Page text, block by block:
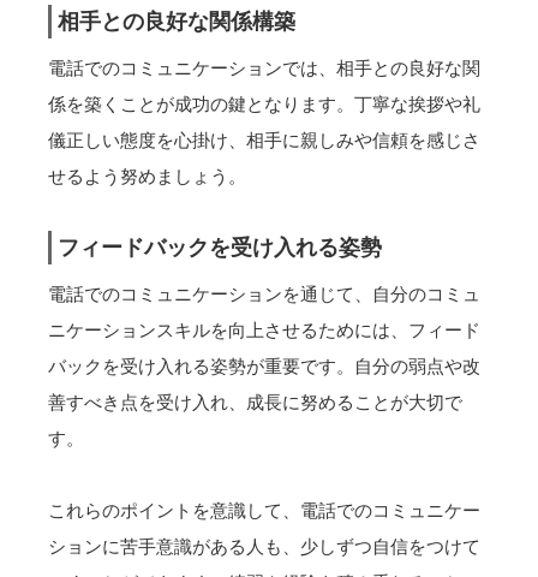
相手との良好な関係構築
電話でのコミュニケーションでは、相手との良好な関
係を築くことが成功の鍵となります。丁寧な挨拶や礼
儀正しい態度を心掛け、相手に親しみや信頼を感じさ
せるよう努めましょう。
フィードバックを受け入れる姿勢
電話でのコミュニケーションを通じて、自分のコミュ
ニケーションスキルを向上させるためには、フィード
バックを受け入れる姿勢が重要です。自分の弱点や改
善すべき点を受け入れ、成長に努めることが大切で
す。
これらのポイントを意識して、電話でのコミュニケー
ションに苦手意識がある人も、少しずつ自信をつけて